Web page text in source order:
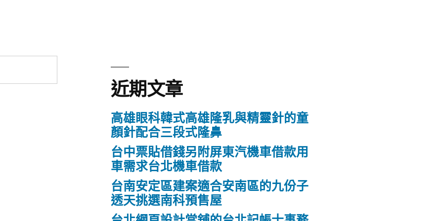
近期文章
高雄眼科韓式高雄隆乳與精靈針的童
顏針配合三段式隆鼻
台中票貼借錢另附屏東汽機車借款用
車需求台北機車借款
台南安定區建案適合安南區的九份子
透天挑選南科預售屋